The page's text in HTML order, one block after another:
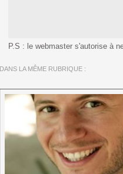
P.S : le webmaster s'autorise à
DANS LA MÊME RUBRIQUE :